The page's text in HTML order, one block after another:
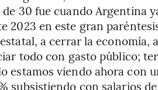
30 fue cuando Argentina
2023 en este gran
a cerrar la economía,
todo con gasto público;
estamos viendo ahora con
subsistiendo con salarios